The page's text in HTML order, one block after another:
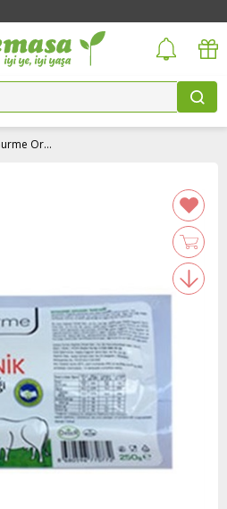
Bio Gurme Organik Tereyağ (250 gr)